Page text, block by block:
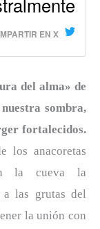
EN X
del alma» de
sombra,
fortalecidos.
los anacoretas
la cueva la
a las grutas del
la unión con